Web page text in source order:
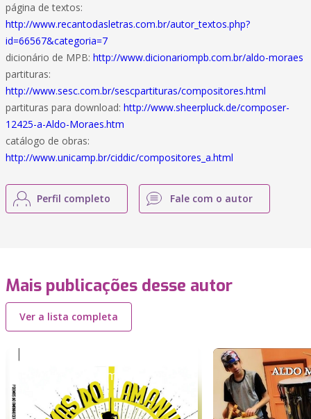
página de textos:
http://www.recantodasletras.com.br/autor_textos.php?
id=66567&categoria=7
dicionário de MPB: http://www.dicionariompb.com.br/aldo-moraes
partituras:
http://www.sesc.com.br/sescpartituras/compositores.html
partituras para download: http://www.sheerpluck.de/composer-
12425-a-Aldo-Moraes.htm
catálogo de obras:
http://www.unicamp.br/ciddic/compositores_a.html
Perfil completo Fale com o autor
Mais publicações desse autor
Ver a lista completa